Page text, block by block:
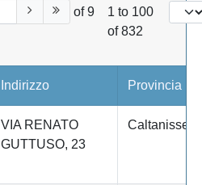
of 9
1 to 100
of 832
Indirizzo Provincia
VIA RENATO
GUTTUSO, 23
Caltanissetta